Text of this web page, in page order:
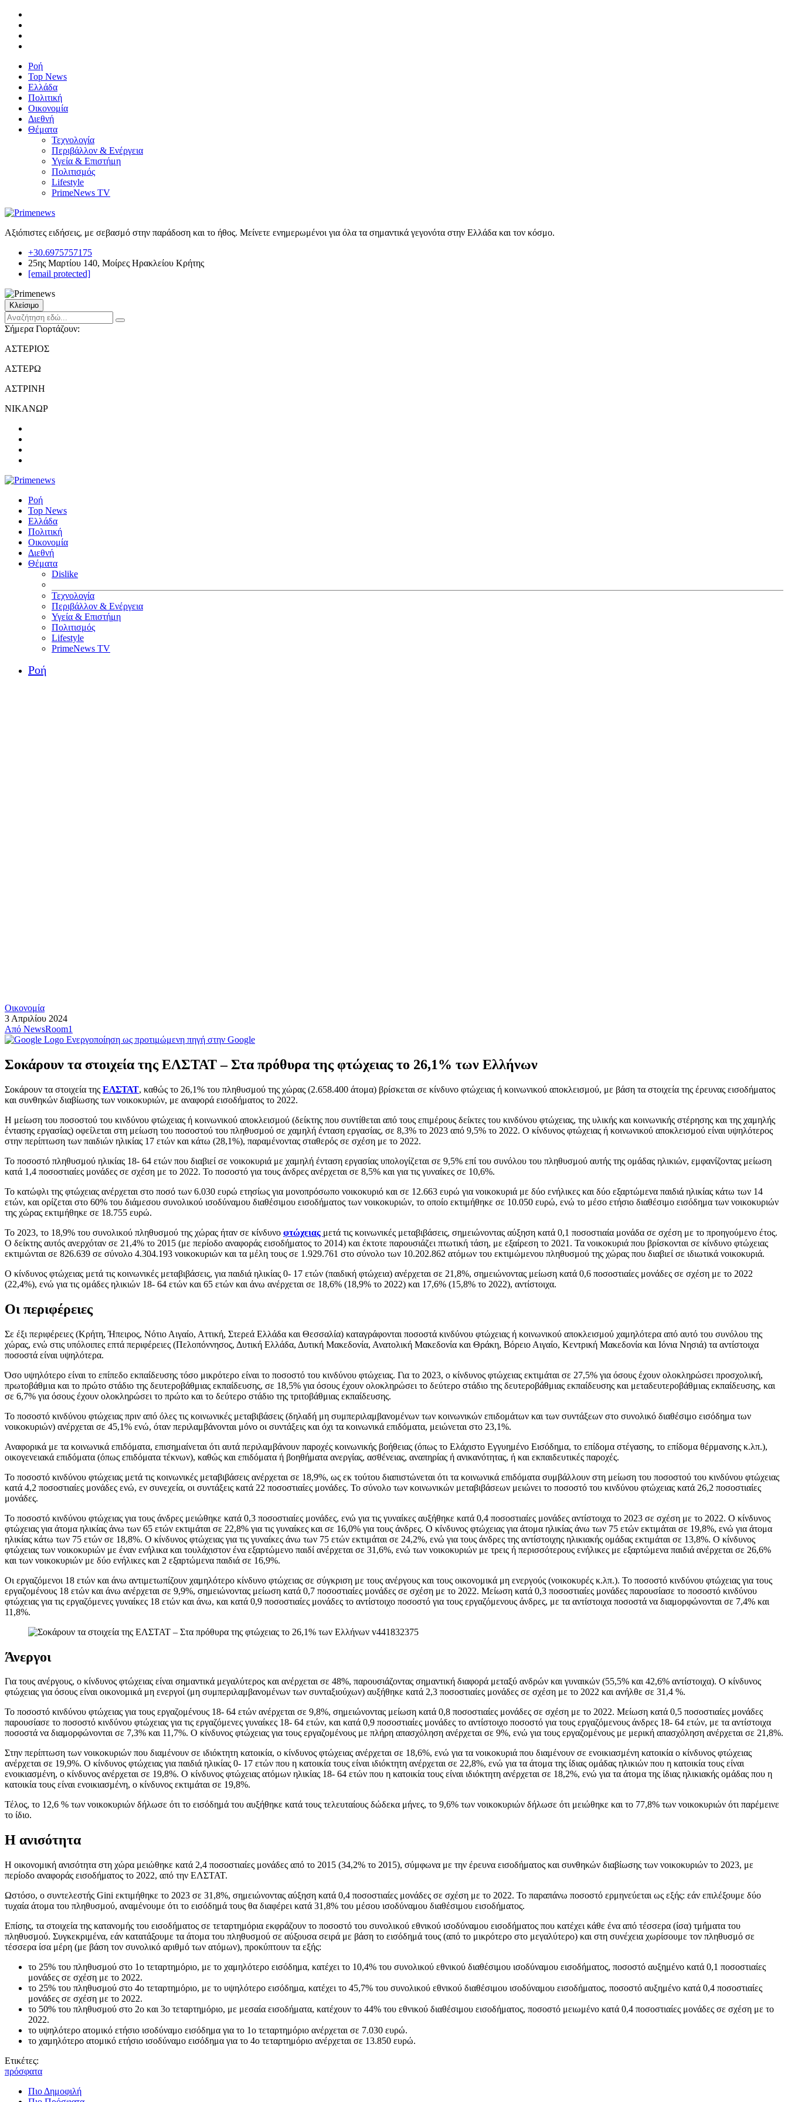
Ροή
Top News
Ελλάδα
Πολιτική
Οικονομία
Διεθνή
Θέματα
Τεχνολογία
Περιβάλλον & Ενέργεια
Υγεία & Επιστήμη
Πολιτισμός
Lifestyle
PrimeNews TV
Αξιόπιστες ειδήσεις, με σεβασμό στην παράδοση και το ήθος. Μείνετε ενημερωμένοι για όλα τα σημαντικά γεγονότα στην Ελλάδα και τον κόσμο.
+30.6975757175
25ης Μαρτίου 140, Μοίρες Ηρακλείου Κρήτης
[email protected]
Κλείσιμο
Σήμερα Γιορτάζουν:
ΑΣΤΕΡΙΟΣ
ΑΣΤΕΡΩ
ΑΣΤΡΙΝΗ
ΝΙΚΑΝΩΡ
Ροή
Top News
Ελλάδα
Πολιτική
Οικονομία
Διεθνή
Θέματα
Dislike
Τεχνολογία
Περιβάλλον & Ενέργεια
Υγεία & Επιστήμη
Πολιτισμός
Lifestyle
PrimeNews TV
Ροή
Οικονομία
3 Απριλίου 2024
Από NewsRoom1
Ενεργοποίηση ως προτιμώμενη πηγή στην Google
Σοκάρουν τα στοιχεία της ΕΛΣΤΑΤ – Στα πρόθυρα της φτώχειας το 26,1% των Ελλήνων
Σοκάρουν τα στοιχεία της ΕΛΣΤΑΤ, καθώς το 26,1% του πληθυσμού της χώρας (2.658.400 άτομα) βρίσκεται σε κίνδυνο φτώχειας ή κοινωνικού αποκλεισμού, με βάση τα στοιχεία της έρευνας εισοδήματος
και συνθηκών διαβίωσης των νοικοκυριών, με αναφορά εισοδήματος το 2022.
Η μείωση του ποσοστού του κινδύνου φτώχειας ή κοινωνικού αποκλεισμού (δείκτης που συντίθεται από τους επιμέρους δείκτες του κινδύνου φτώχειας, της υλικής και κοινωνικής στέρησης και της χαμηλής
έντασης εργασίας) οφείλεται στη μείωση του ποσοστού του πληθυσμού σε χαμηλή ένταση εργασίας, σε 8,3% το 2023 από 9,5% το 2022. Ο κίνδυνος φτώχειας ή κοινωνικού αποκλεισμού είναι υψηλότερος
στην περίπτωση των παιδιών ηλικίας 17 ετών και κάτω (28,1%), παραμένοντας σταθερός σε σχέση με το 2022.
Το ποσοστό πληθυσμού ηλικίας 18- 64 ετών που διαβιεί σε νοικοκυριά με χαμηλή ένταση εργασίας υπολογίζεται σε 9,5% επί του συνόλου του πληθυσμού αυτής της ομάδας ηλικιών, εμφανίζοντας μείωση
κατά 1,4 ποσοστιαίες μονάδες σε σχέση με το 2022. Το ποσοστό για τους άνδρες ανέρχεται σε 8,5% και για τις γυναίκες σε 10,6%.
Το κατώφλι της φτώχειας ανέρχεται στο ποσό των 6.030 ευρώ ετησίως για μονοπρόσωπο νοικοκυριό και σε 12.663 ευρώ για νοικοκυριά με δύο ενήλικες και δύο εξαρτώμενα παιδιά ηλικίας κάτω των 14
ετών, και ορίζεται στο 60% του διάμεσου συνολικού ισοδύναμου διαθέσιμου εισοδήματος των νοικοκυριών, το οποίο εκτιμήθηκε σε 10.050 ευρώ, ενώ το μέσο ετήσιο διαθέσιμο εισόδημα των νοικοκυριών
της χώρας εκτιμήθηκε σε 18.755 ευρώ.
Το 2023, το 18,9% του συνολικού πληθυσμού της χώρας ήταν σε κίνδυνο φτώχειας μετά τις κοινωνικές μεταβιβάσεις, σημειώνοντας αύξηση κατά 0,1 ποσοστιαία μονάδα σε σχέση με το προηγούμενο έτος.
Ο δείκτης αυτός ανερχόταν σε 21,4% το 2015 (με περίοδο αναφοράς εισοδήματος το 2014) και έκτοτε παρουσιάζει πτωτική τάση, με εξαίρεση το 2021. Τα νοικοκυριά που βρίσκονται σε κίνδυνο φτώχειας
εκτιμώνται σε 826.639 σε σύνολο 4.304.193 νοικοκυριών και τα μέλη τους σε 1.929.761 στο σύνολο των 10.202.862 ατόμων του εκτιμώμενου πληθυσμού της χώρας που διαβιεί σε ιδιωτικά νοικοκυριά.
Ο κίνδυνος φτώχειας μετά τις κοινωνικές μεταβιβάσεις, για παιδιά ηλικίας 0- 17 ετών (παιδική φτώχεια) ανέρχεται σε 21,8%, σημειώνοντας μείωση κατά 0,6 ποσοστιαίες μονάδες σε σχέση με το 2022
(22,4%), ενώ για τις ομάδες ηλικιών 18- 64 ετών και 65 ετών και άνω ανέρχεται σε 18,6% (18,9% το 2022) και 17,6% (15,8% το 2022), αντίστοιχα.
Οι περιφέρειες
Σε έξι περιφέρειες (Κρήτη, Ήπειρος, Νότιο Αιγαίο, Αττική, Στερεά Ελλάδα και Θεσσαλία) καταγράφονται ποσοστά κινδύνου φτώχειας ή κοινωνικού αποκλεισμού χαμηλότερα από αυτό του συνόλου της
χώρας, ενώ στις υπόλοιπες επτά περιφέρειες (Πελοπόννησος, Δυτική Ελλάδα, Δυτική Μακεδονία, Ανατολική Μακεδονία και Θράκη, Βόρειο Αιγαίο, Κεντρική Μακεδονία και Ιόνια Νησιά) τα αντίστοιχα
ποσοστά είναι υψηλότερα.
Όσο υψηλότερο είναι το επίπεδο εκπαίδευσης τόσο μικρότερο είναι το ποσοστό του κινδύνου φτώχειας. Για το 2023, ο κίνδυνος φτώχειας εκτιμάται σε 27,5% για όσους έχουν ολοκληρώσει προσχολική,
πρωτοβάθμια και το πρώτο στάδιο της δευτεροβάθμιας εκπαίδευσης, σε 18,5% για όσους έχουν ολοκληρώσει το δεύτερο στάδιο της δευτεροβάθμιας εκπαίδευσης και μεταδευτεροβάθμιας εκπαίδευσης, και
σε 6,7% για όσους έχουν ολοκληρώσει το πρώτο και το δεύτερο στάδιο της τριτοβάθμιας εκπαίδευσης.
Το ποσοστό κινδύνου φτώχειας πριν από όλες τις κοινωνικές μεταβιβάσεις (δηλαδή μη συμπεριλαμβανομένων των κοινωνικών επιδομάτων και των συντάξεων στο συνολικό διαθέσιμο εισόδημα των
νοικοκυριών) ανέρχεται σε 45,1% ενώ, όταν περιλαμβάνονται μόνο οι συντάξεις και όχι τα κοινωνικά επιδόματα, μειώνεται στο 23,1%.
Αναφορικά με τα κοινωνικά επιδόματα, επισημαίνεται ότι αυτά περιλαμβάνουν παροχές κοινωνικής βοήθειας (όπως το Ελάχιστο Εγγυημένο Εισόδημα, το επίδομα στέγασης, το επίδομα θέρμανσης κ.λπ.),
οικογενειακά επιδόματα (όπως επιδόματα τέκνων), καθώς και επιδόματα ή βοηθήματα ανεργίας, ασθένειας, αναπηρίας ή ανικανότητας, ή και εκπαιδευτικές παροχές.
Το ποσοστό κινδύνου φτώχειας μετά τις κοινωνικές μεταβιβάσεις ανέρχεται σε 18,9%, ως εκ τούτου διαπιστώνεται ότι τα κοινωνικά επιδόματα συμβάλλουν στη μείωση του ποσοστού του κινδύνου φτώχειας
κατά 4,2 ποσοστιαίες μονάδες ενώ, εν συνεχεία, οι συντάξεις κατά 22 ποσοστιαίες μονάδες. Το σύνολο των κοινωνικών μεταβιβάσεων μειώνει το ποσοστό του κινδύνου φτώχειας κατά 26,2 ποσοστιαίες
μονάδες.
Το ποσοστό κινδύνου φτώχειας για τους άνδρες μειώθηκε κατά 0,3 ποσοστιαίες μονάδες, ενώ για τις γυναίκες αυξήθηκε κατά 0,4 ποσοστιαίες μονάδες αντίστοιχα το 2023 σε σχέση με το 2022. Ο κίνδυνος
φτώχειας για άτομα ηλικίας άνω των 65 ετών εκτιμάται σε 22,8% για τις γυναίκες και σε 16,0% για τους άνδρες. Ο κίνδυνος φτώχειας για άτομα ηλικίας άνω των 75 ετών εκτιμάται σε 19,8%, ενώ για άτομα
ηλικίας κάτω των 75 ετών σε 18,8%. Ο κίνδυνος φτώχειας για τις γυναίκες άνω των 75 ετών εκτιμάται σε 24,2%, ενώ για τους άνδρες της αντίστοιχης ηλικιακής ομάδας εκτιμάται σε 13,8%. Ο κίνδυνος
φτώχειας των νοικοκυριών με έναν ενήλικα και τουλάχιστον ένα εξαρτώμενο παιδί ανέρχεται σε 31,6%, ενώ των νοικοκυριών με τρεις ή περισσότερους ενήλικες με εξαρτώμενα παιδιά ανέρχεται σε 26,6%
και των νοικοκυριών με δύο ενήλικες και 2 εξαρτώμενα παιδιά σε 16,9%.
Οι εργαζόμενοι 18 ετών και άνω αντιμετωπίζουν χαμηλότερο κίνδυνο φτώχειας σε σύγκριση με τους ανέργους και τους οικονομικά μη ενεργούς (νοικοκυρές κ.λπ.). Το ποσοστό κινδύνου φτώχειας για τους
εργαζομένους 18 ετών και άνω ανέρχεται σε 9,9%, σημειώνοντας μείωση κατά 0,7 ποσοστιαίες μονάδες σε σχέση με το 2022. Μείωση κατά 0,3 ποσοστιαίες μονάδες παρουσίασε το ποσοστό κινδύνου
φτώχειας για τις εργαζόμενες γυναίκες 18 ετών και άνω, και κατά 0,9 ποσοστιαίες μονάδες το αντίστοιχο ποσοστό για τους εργαζόμενους άνδρες, με τα αντίστοιχα ποσοστά να διαμορφώνονται σε 7,4% και
11,8%.
Άνεργοι
Για τους ανέργους, ο κίνδυνος φτώχειας είναι σημαντικά μεγαλύτερος και ανέρχεται σε 48%, παρουσιάζοντας σημαντική διαφορά μεταξύ ανδρών και γυναικών (55,5% και 42,6% αντίστοιχα). Ο κίνδυνος
φτώχειας για όσους είναι οικονομικά μη ενεργοί (μη συμπεριλαμβανομένων των συνταξιούχων) αυξήθηκε κατά 2,3 ποσοστιαίες μονάδες σε σχέση με το 2022 και ανήλθε σε 31,4 %.
Το ποσοστό κινδύνου φτώχειας για τους εργαζομένους 18- 64 ετών ανέρχεται σε 9,8%, σημειώνοντας μείωση κατά 0,8 ποσοστιαίες μονάδες σε σχέση με το 2022. Μείωση κατά 0,5 ποσοστιαίες μονάδες
παρουσίασε το ποσοστό κινδύνου φτώχειας για τις εργαζόμενες γυναίκες 18- 64 ετών, και κατά 0,9 ποσοστιαίες μονάδες το αντίστοιχο ποσοστό για τους εργαζόμενους άνδρες 18- 64 ετών, με τα αντίστοιχα
ποσοστά να διαμορφώνονται σε 7,3% και 11,7%. Ο κίνδυνος φτώχειας για τους εργαζομένους με πλήρη απασχόληση ανέρχεται σε 9%, ενώ για τους εργαζομένους με μερική απασχόληση ανέρχεται σε 21,8%.
Στην περίπτωση των νοικοκυριών που διαμένουν σε ιδιόκτητη κατοικία, ο κίνδυνος φτώχειας ανέρχεται σε 18,6%, ενώ για τα νοικοκυριά που διαμένουν σε ενοικιασμένη κατοικία ο κίνδυνος φτώχειας
ανέρχεται σε 19,9%. Ο κίνδυνος φτώχειας για παιδιά ηλικίας 0- 17 ετών που η κατοικία τους είναι ιδιόκτητη ανέρχεται σε 22,8%, ενώ για τα άτομα της ίδιας ομάδας ηλικιών που η κατοικία τους είναι
ενοικιασμένη, ο κίνδυνος ανέρχεται σε 19,8%. Ο κίνδυνος φτώχειας ατόμων ηλικίας 18- 64 ετών που η κατοικία τους είναι ιδιόκτητη ανέρχεται σε 18,2%, ενώ για τα άτομα της ίδιας ηλικιακής ομάδας που η
κατοικία τους είναι ενοικιασμένη, ο κίνδυνος εκτιμάται σε 19,8%.
Τέλος, το 12,6 % των νοικοκυριών δήλωσε ότι το εισόδημά του αυξήθηκε κατά τους τελευταίους δώδεκα μήνες, το 9,6% των νοικοκυριών δήλωσε ότι μειώθηκε και το 77,8% των νοικοκυριών ότι παρέμεινε
το ίδιο.
Η ανισότητα
Η οικονομική ανισότητα στη χώρα μειώθηκε κατά 2,4 ποσοστιαίες μονάδες από το 2015 (34,2% το 2015), σύμφωνα με την έρευνα εισοδήματος και συνθηκών διαβίωσης των νοικοκυριών το 2023, με
περίοδο αναφοράς εισοδήματος το 2022, από την ΕΛΣΤΑΤ.
Ωστόσο, ο συντελεστής Gini εκτιμήθηκε το 2023 σε 31,8%, σημειώνοντας αύξηση κατά 0,4 ποσοστιαίες μονάδες σε σχέση με το 2022. Το παραπάνω ποσοστό ερμηνεύεται ως εξής: εάν επιλέξουμε δύο
τυχαία άτομα του πληθυσμού, αναμένουμε ότι το εισόδημά τους θα διαφέρει κατά 31,8% του μέσου ισοδύναμου διαθέσιμου εισοδήματος.
Επίσης, τα στοιχεία της κατανομής του εισοδήματος σε τεταρτημόρια εκφράζουν το ποσοστό του συνολικού εθνικού ισοδύναμου εισοδήματος που κατέχει κάθε ένα από τέσσερα (ίσα) τμήματα του
πληθυσμού. Συγκεκριμένα, εάν κατατάξουμε τα άτομα του πληθυσμού σε αύξουσα σειρά με βάση το εισόδημά τους (από το μικρότερο στο μεγαλύτερο) και στη συνέχεια χωρίσουμε τον πληθυσμό σε
τέσσερα ίσα μέρη (με βάση τον συνολικό αριθμό των ατόμων), προκύπτουν τα εξής:
το 25% του πληθυσμού στο 1ο τεταρτημόριο, με το χαμηλότερο εισόδημα, κατέχει το 10,4% του συνολικού εθνικού διαθέσιμου ισοδύναμου εισοδήματος, ποσοστό αυξημένο κατά 0,1 ποσοστιαίες
μονάδες σε σχέση με το 2022.
το 25% του πληθυσμού στο 4ο τεταρτημόριο, με το υψηλότερο εισόδημα, κατέχει το 45,7% του συνολικού εθνικού διαθέσιμου ισοδύναμου εισοδήματος, ποσοστό αυξημένο κατά 0,4 ποσοστιαίες
μονάδες σε σχέση με το 2022.
το 50% του πληθυσμού στο 2ο και 3ο τεταρτημόριο, με μεσαία εισοδήματα, κατέχουν το 44% του εθνικού διαθέσιμου εισοδήματος, ποσοστό μειωμένο κατά 0,4 ποσοστιαίες μονάδες σε σχέση με το
2022.
το υψηλότερο ατομικό ετήσιο ισοδύναμο εισόδημα για το 1ο τεταρτημόριο ανέρχεται σε 7.030 ευρώ.
το χαμηλότερο ατομικό ετήσιο ισοδύναμο εισόδημα για το 4ο τεταρτημόριο ανέρχεται σε 13.850 ευρώ.
Ετικέτες:
πρόσφατα
Πιο Δημοφιλή